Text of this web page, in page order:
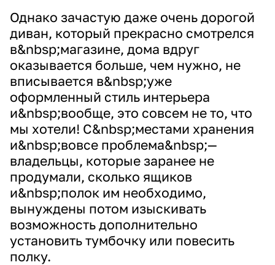
Однако зачастую даже очень дорогой
диван, который прекрасно смотрелся
в&nbsp;магазине, дома вдруг
оказывается больше, чем нужно, не
вписывается в&nbsp;уже
оформленный стиль интерьера
и&nbsp;вообще, это совсем не то, что
мы хотели! С&nbsp;местами хранения
и&nbsp;вовсе проблема&nbsp;—
владельцы, которые заранее не
продумали, сколько ящиков
и&nbsp;полок им необходимо,
вынуждены потом изыскивать
возможность дополнительно
установить тумбочку или повесить
полку.